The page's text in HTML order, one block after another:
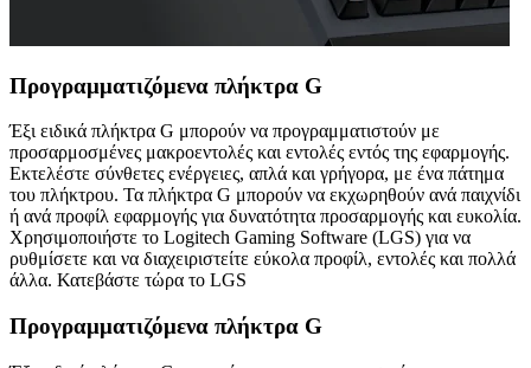
Προγραμματιζόμενα πλήκτρα G
Έξι ειδικά πλήκτρα G μπορούν να προγραμματιστούν με
προσαρμοσμένες μακροεντολές και εντολές εντός της εφαρμογής.
Εκτελέστε σύνθετες ενέργειες, απλά και γρήγορα, με ένα πάτημα
του πλήκτρου. Τα πλήκτρα G μπορούν να εκχωρηθούν ανά παιχνίδι
ή ανά προφίλ εφαρμογής για δυνατότητα προσαρμογής και ευκολία.
Χρησιμοποιήστε το Logitech Gaming Software (LGS) για να
ρυθμίσετε και να διαχειριστείτε εύκολα προφίλ, εντολές και πολλά
άλλα. Κατεβάστε τώρα το LGS
Προγραμματιζόμενα πλήκτρα G